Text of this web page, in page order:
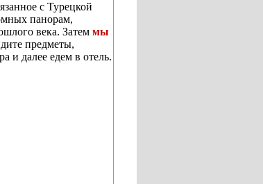
с Турецкой
панорам,
века. Затем мы
предметы,
и далее едем в отель.